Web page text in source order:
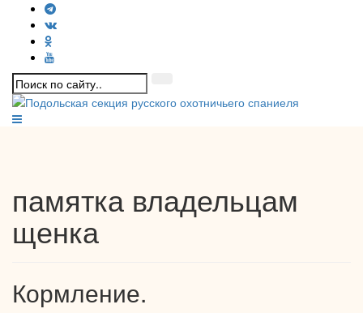
памятка владельцам
щенка
Кормление.